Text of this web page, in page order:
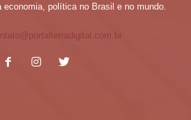
economia, política no Brasil e no mundo.